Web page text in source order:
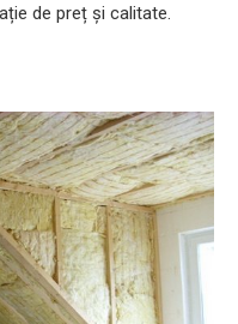
de preț și calitate.